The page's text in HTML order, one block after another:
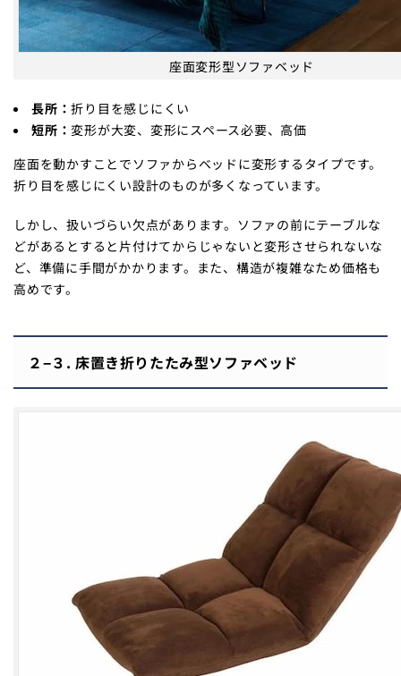
座面変形型ソファベッド
長所：折り目を感じにくい
短所：変形が大変、変形にスペース必要、高価
座面を動かすことでソファからベッドに変形するタイプです。
折り目を感じにくい設計のものが多くなっています。
しかし、扱いづらい欠点があります。ソファの前にテーブルな
どがあるとすると片付けてからじゃないと変形させられないな
ど、準備に手間がかかります。また、構造が複雑なため価格も
高めです。
２−３. 床置き折りたたみ型ソファベッド